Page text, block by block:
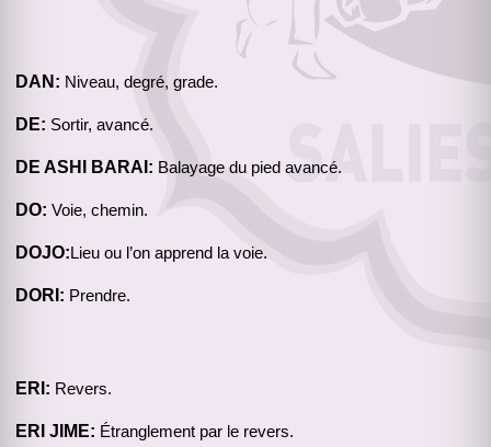
DAN: Niveau, degré, grade.
DE: Sortir, avancé.
DE ASHI BARAI: Balayage du pied avancé.
DO: Voie, chemin.
DOJO:Lieu ou l’on apprend la voie.
DORI: Prendre.
ERI: Revers.
ERI JIME: Étranglement par le revers.